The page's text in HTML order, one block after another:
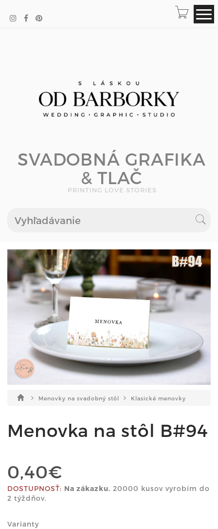
SVADOBNÁ GRAFIKA
& TLAČ
PRINTING LOVE STORIES
Menovky na svadobný stôl Klasické menovky
Menovka na stôl B#94
0,40€
DOSTUPNOSŤ: Na zákazku. 20000 kusov vyrobím do
2 týždňov.
Varianty